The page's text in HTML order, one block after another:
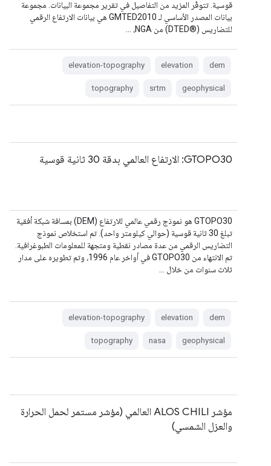
قوسية. تتوفّر المزيد من التفاصيل في تقرير مجموعة البيانات. مجموعة
بيانات المصدر الأساسي لـ GMTED2010 هي بيانات الارتفاع الرقمي
للتضاريس (DTED®‎) من NGA، …
dem
elevation
elevation-topography
geophysical
srtm
topography
GTOPO30: الارتفاع العالمي بدقة 30 ثانية قوسية
‫GTOPO30 هو نموذج رقمي عالمي للارتفاع (DEM) بمسافة شبكة أفقية
تبلغ 30 ثانية قوسية (حوالي كيلومتر واحد). تم استخلاص نموذج
التضاريس الرقمي من عدة مصادر نقطية ومتجهة للمعلومات الطبوغرافية.
تم الانتهاء من GTOPO30 في أواخر عام 1996، وتم تطويره على مدار
ثلاث سنوات من خلال …
dem
elevation
elevation-topography
geophysical
nasa
topography
مؤشر ALOS CHILI العالمي (مؤشر مستمر لحمل الحرارة
والعزل الشمسي)